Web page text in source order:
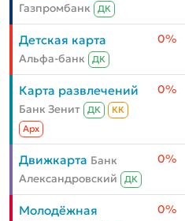
Газпромбанк ДК
Детская карта
Альфа-банк ДК
0%
Карта развлечений
Банк Зенит ДК
КК
Aрх
0%
Движкарта Банк
Александровский
ДК
0%
Молодёжная 0%